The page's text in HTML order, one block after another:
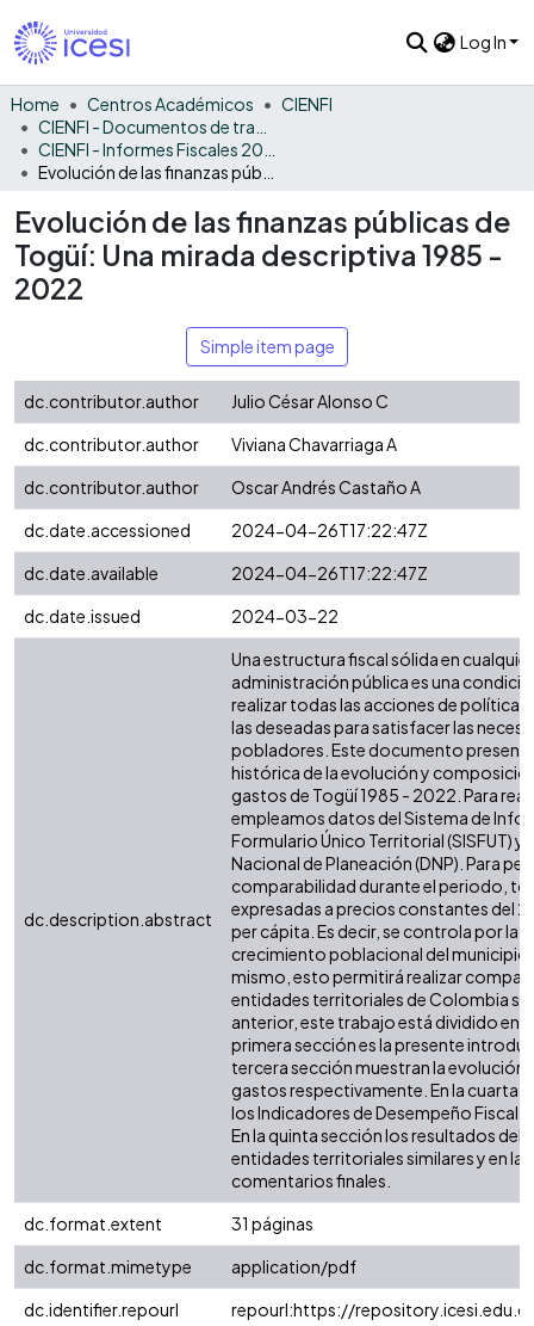
Log In
Home Centros Académicos
CIENFI
Evolución de las finanzas públicas de
Togüí: Una mirada descriptiva 1985 -
2022
Simple item page
dc.contributor.author
Julio César Alonso C
dc.contributor.author
Viviana Chavarriaga A
dc.contributor.author
Oscar Andrés Castaño A
dc.date.accessioned
2024-04-26T17:22:47Z
dc.date.available
2024-04-26T17:22:47Z
dc.date.issued
2024-03-22
dc.description.abstract
Una estructura fiscal sólida en cualquier
administración pública es una
realizar todas las acciones de política
las deseadas para satisfacer las
pobladores. Este documento
histórica de la evolución y
gastos de Togüí 1985 - 2022. Para
empleamos datos del Sistema de
Formulario Único Territorial (SISFUT)
Nacional de Planeación (DNP). Para
comparabilidad durante el periodo,
expresadas a precios constantes del
per cápita. Es decir, se controla por la
crecimiento poblacional del municipio
mismo, esto permitirá realizar
entidades territoriales de Colombia
anterior, este trabajo está dividido en
primera sección es la presente
tercera sección muestran la evolución
gastos respectivamente. En la cuarta
los Indicadores de Desempeño Fiscal
En la quinta sección los resultados del
entidades territoriales similares y en la
comentarios finales.
dc.format.extent
31 páginas
dc.format.mimetype
application/pdf
dc.identifier.repourl
repourl:https://